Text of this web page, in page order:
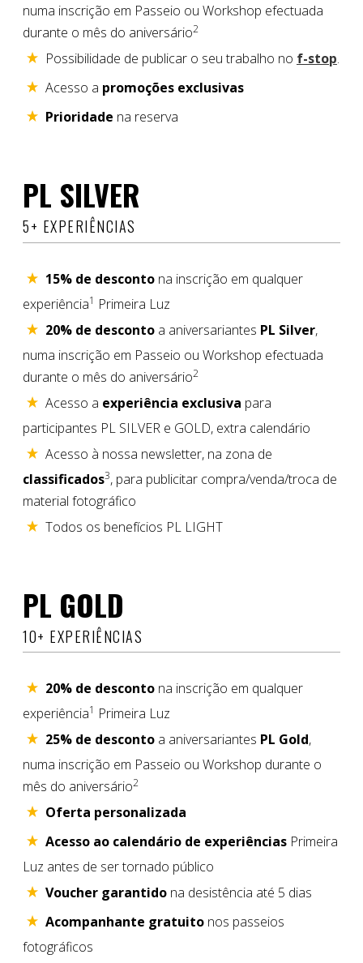
numa inscrição em Passeio ou Workshop efectuada
durante o mês do aniversário2
Possibilidade de publicar o seu trabalho no f-stop.
Acesso a promoções exclusivas
Prioridade na reserva
PL SILVER
5+ EXPERIÊNCIAS
15% de desconto na inscrição em qualquer
experiência1 Primeira Luz
20% de descontoa aniversariantes PL Silver,
numa inscrição em Passeio ou Workshop efectuada
durante o mês do aniversário2
Acesso a experiência exclusiva para
participantes PL SILVER e GOLD, extra calendário
Acesso à nossa newsletter, na zona de
classificados3, para publicitar compra/venda/troca de
material fotográfico
Todos os benefícios PL LIGHT
PL GOLD
10+ EXPERIÊNCIAS
20% de desconto na inscrição em qualquer
experiência1 Primeira Luz
25% de descontoa aniversariantes PL Gold,
numa inscrição em Passeio ou Workshop durante o
mês do aniversário2
Oferta personalizada
Acesso ao calendário de experiênciasPrimeira
Luz antes de ser tornado público
Voucher garantidona desistência até 5 dias
Acompanhante gratuitonos passeios
fotográficos